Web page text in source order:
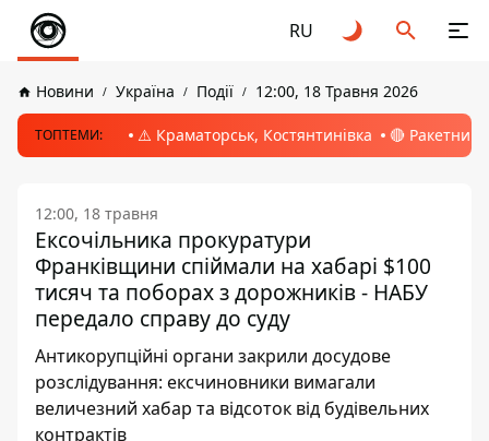
RU
Новини Україна Події 12:00, 18 Травня 2026
ТОПТЕМИ: ⚠️ Краматорськ, Костянтинівка 🔴 Ракетний
12:00, 18 травня
Ексочільника прокуратури
Франківщини спіймали на хабарі $100
тисяч та поборах з дорожників - НАБУ
передало справу до суду
Антикорупційні органи закрили досудове
розслідування: ексчиновники вимагали
величезний хабар та відсоток від будівельних
контрактів